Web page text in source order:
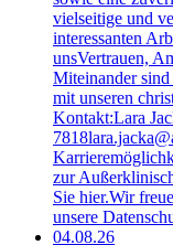
vielseitige und
interessanten
unsVertrauen,
Miteinander
mit unseren
Kontakt:Lara
zur
Sie hier.Wir
unsere
04.08.26